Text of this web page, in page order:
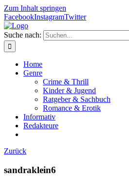
Zum Inhalt springen
FacebookInstagramTwitter
Suche nach:
Home
Genre
Crime & Thrill
Kinder & Jugend
Ratgeber & Sachbuch
Romance & Erotik
Informativ
Redakteure
Zurück
sandraklein6